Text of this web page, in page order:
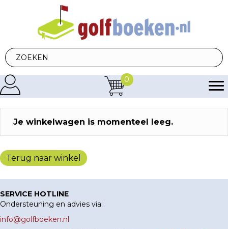
0
Je winkelwagen is momenteel leeg.
Terug naar winkel
SERVICE HOTLINE
Ondersteuning en advies via:
info@golfboeken.nl